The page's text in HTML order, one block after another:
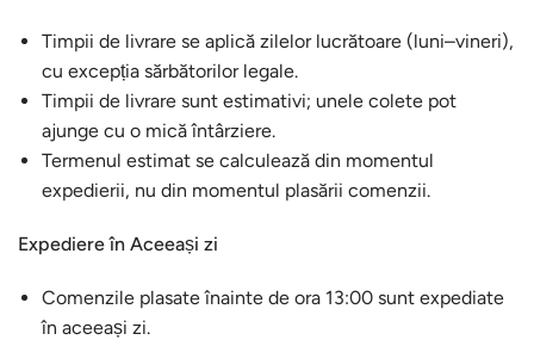
Timpii de livrare se aplică zilelor lucrătoare (luni–vineri),
cu excepția sărbătorilor legale.
Timpii de livrare sunt estimativi; unele colete pot
ajunge cu o mică întârziere.
Termenul estimat se calculează din momentul
expedierii, nu din momentul plasării comenzii.
Expediere în Aceeași zi
Comenzile plasate înainte de ora 13:00 sunt expediate
în aceeași zi.